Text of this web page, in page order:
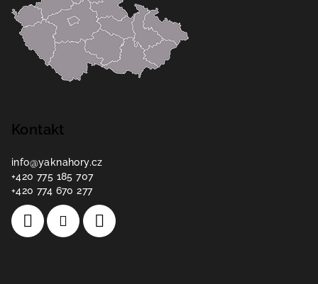
Kontakt
info@yaknahory.cz
+420 775 185 707
+420 774 670 277